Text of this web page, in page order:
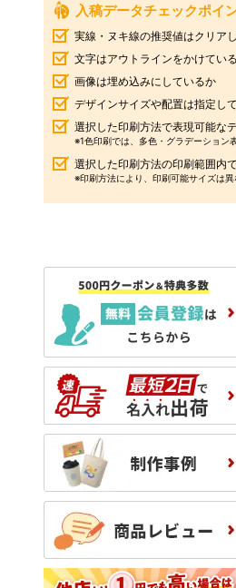
入稿データチェックポイ
実線・ヌキ線の推奨値はクリア
文字はアウトラインをかけてい
画像は埋め込みにしているか
デザインサイズや配置は指定し
選択した印刷方法で表現可能な
※1色印刷では、多色・グラデーション
選択した印刷方法の印刷範囲内
※印刷方法により、印刷可能サイズは異